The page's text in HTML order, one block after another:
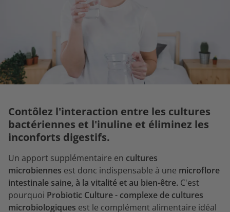
Contôlez l'interaction entre les cultures
bactériennes et l'inuline et éliminez les
inconforts digestifs.
Un apport supplémentaire en cultures
microbiennes est donc indispensable à une microflore
intestinale saine, à la vitalité et au bien-être. C'est
pourquoi Probiotic Culture - complexe de cultures
microbiologiques est le complément alimentaire idéal